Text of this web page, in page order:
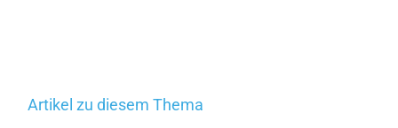
Artikel zu diesem Thema